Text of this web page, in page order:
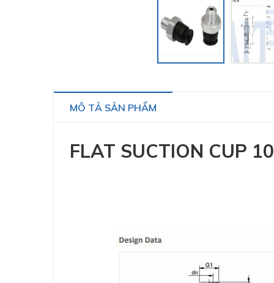
MÔ TẢ SẢN PHẨM
FLAT SUCTION CUP